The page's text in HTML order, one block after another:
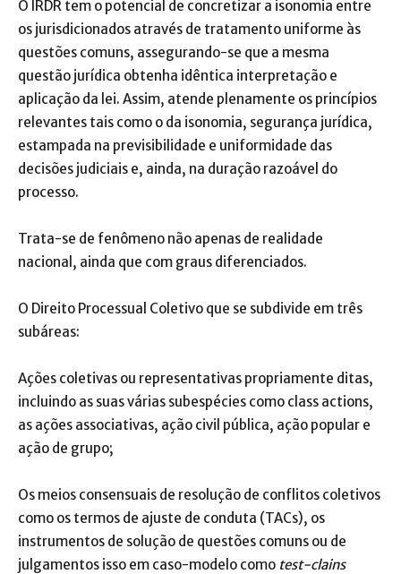
O IRDR tem o potencial de concretizar a isonomia entre
os jurisdicionados através de tratamento uniforme às
questões comuns, assegurando-se que a mesma
questão jurídica obtenha idêntica interpretação e
aplicação da lei. Assim, atende plenamente os princípios
relevantes tais como o da isonomia, segurança jurídica,
estampada na previsibilidade e uniformidade das
decisões judiciais e, ainda, na duração razoável do
processo.
Trata-se de fenômeno não apenas de realidade
nacional, ainda que com graus diferenciados.
O Direito Processual Coletivo que se subdivide em três
subáreas:
Ações coletivas ou representativas propriamente ditas,
incluindo as suas várias subespécies como class actions,
as ações associativas, ação civil pública, ação popular e
ação de grupo;
Os meios consensuais de resolução de conflitos coletivos
como os termos de ajuste de conduta (TACs), os
instrumentos de solução de questões comuns ou de
julgamentos isso em caso-modelo como test-clains